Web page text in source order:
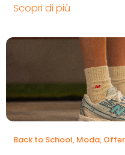
Scopri di più
Back to School, Moda,